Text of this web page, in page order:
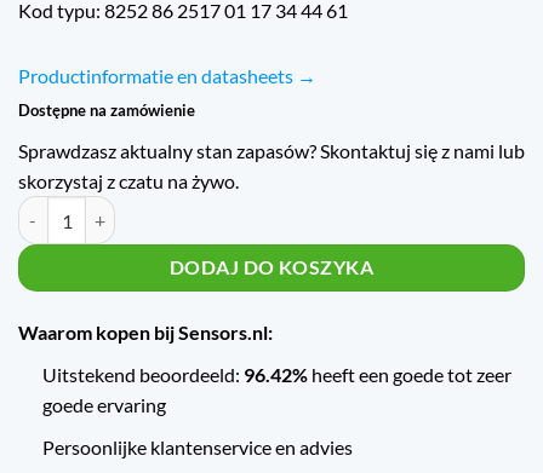
Kod typu: 8252 86 2517 01 17 34 44 61
Productinformatie en datasheets →
Dostępne na zamówienie
Sprawdzasz aktualny stan zapasów? Skontaktuj się z nami lub
skorzystaj z czatu na żywo.
Trafag Druktransmitter NAT600.0VM ilość
DODAJ DO KOSZYKA
Waarom kopen bij Sensors.nl:
Uitstekend beoordeeld: 96.42% heeft een goede tot zeer
goede ervaring
Persoonlijke klantenservice en advies